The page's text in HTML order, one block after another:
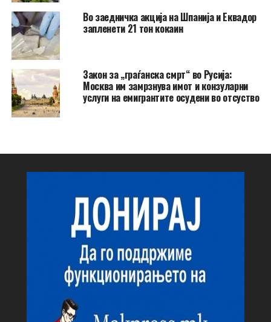
Во заедничка акција на Шпанија и Еквадор
запленети 21 тон кокаин
Закон за „граѓанска смрт“ во Русија:
Москва им замрзнува имот и конзуларни
услуги на емигрантите осудени во отсуство